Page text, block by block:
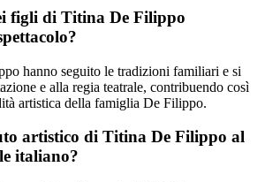
figli di Titina De Filippo
hanno seguito le tradizioni familiari e si
e alla regia teatrale, contribuendo così
artistica della famiglia De Filippo.
artistico di Titina De Filippo al
italiano?